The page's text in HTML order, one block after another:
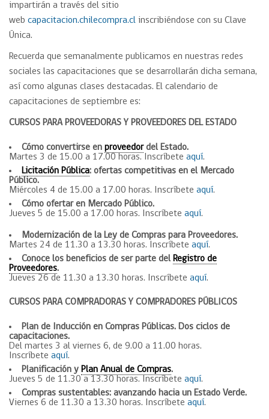
impartirán a través del sitio
web capacitacion.chilecompra.cl inscribiéndose con su Clave
Única.
Recuerda que semanalmente publicamos en nuestras redes
sociales las capacitaciones que se desarrollarán dicha semana,
así como algunas clases destacadas. El calendario de
capacitaciones de septiembre es:
CURSOS PARA PROVEEDORAS Y PROVEEDORES DEL ESTADO
Cómo convertirse en proveedordel Estado.
Martes 3 de 15.00 a 17.00 horas. Inscríbete aquí.
Licitación Pública: ofertas competitivas en el Mercado
Público.
Miércoles 4 de 15.00 a 17.00 horas. Inscríbete aquí.
Cómo ofertar en Mercado Público.
Jueves 5 de 15.00 a 17.00 horas. Inscríbete aquí.
Modernización de la Ley de Compras para Proveedores.
Martes 24 de 11.30 a 13.30 horas. Inscríbete aquí.
Conoce los beneficios de ser parte del Registro de
Proveedores.
Jueves 26 de 11.30 a 13.30 horas. Inscríbete aquí.
CURSOS PARA COMPRADORAS Y COMPRADORES PÚBLICOS
Plan de Inducción en Compras Públicas. Dos ciclos de
capacitaciones.
Del martes 3 al viernes 6, de 9.00 a 11.00 horas.
Inscríbete aquí.
Planificación y Plan Anual de Compras.
Jueves 5 de 11.30 a 13.30 horas. Inscríbete aquí.
Compras sustentables: avanzando hacia un Estado Verde.
Viernes 6 de 11.30 a 13.30 horas. Inscríbete aquí.